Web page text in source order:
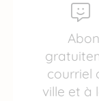
courriel
ville et à